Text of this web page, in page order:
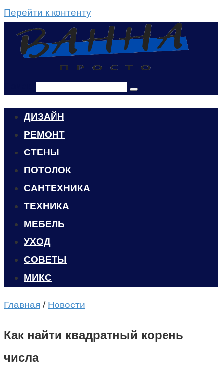
Перейти к контенту
ДИЗАЙН
РЕМОНТ
СТЕНЫ
ПОТОЛОК
САНТЕХНИКА
ТЕХНИКА
МЕБЕЛЬ
УХОД
CОВЕТЫ
МИКС
Главная / Новости
Как найти квадратный корень
числа